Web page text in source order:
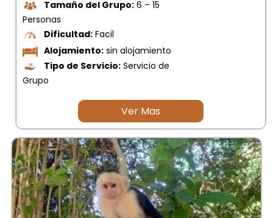
Tamaño del Grupo: 6 – 15
Personas
Dificultad: Facil
Alojamiento: sin alojamiento
Tipo de Servicio: Servicio de
Grupo
Ver Mas